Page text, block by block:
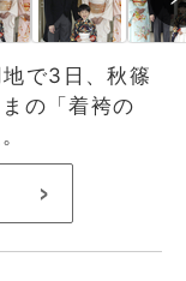
で3日、秋篠
の「着袴の
>